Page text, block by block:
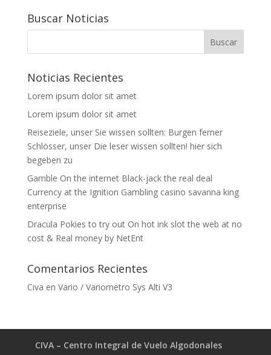
Buscar Noticias
Noticias Recientes
Lorem ipsum dolor sit amet
Lorem ipsum dolor sit amet
Reiseziele, unser Sie wissen sollten: Burgen ferner
Schlösser, unser Die leser wissen sollten! hier sich
begeben zu
Gamble On the internet Black-jack the real deal
Currency at the Ignition Gambling casino savanna king
enterprise
Dracula Pokies to try out On hot ink slot the web at no
cost & Real money by NetEnt
Comentarios Recientes
Civa en Vario / Variometro Sys Alti V3
CIVA – Centro Integral de Vuelo Algodonales